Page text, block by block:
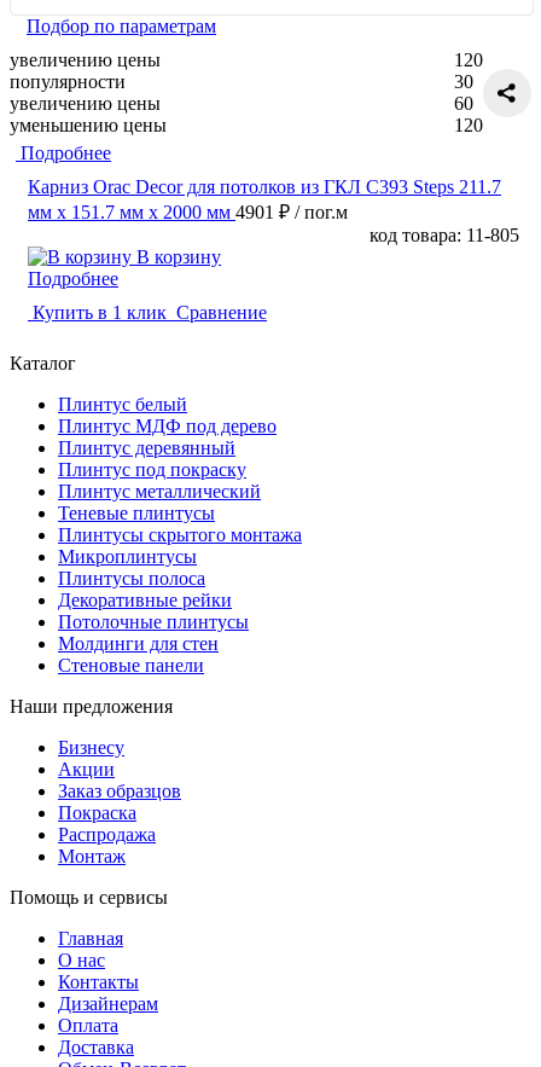
Подбор по параметрам
увеличению цены
популярности
увеличению цены
уменьшению цены
120
30
60
120
Подробнее
Карниз Orac Decor для потолков из ГКЛ C393 Steps 211.7
мм х 151.7 мм х 2000 мм 4901 ₽ / пог.м
код товара: 11-805
В корзину
Подробнее
Купить в 1 клик Сравнение
Каталог
Плинтус белый
Плинтус МДФ под дерево
Плинтус деревянный
Плинтус под покраску
Плинтус металлический
Теневые плинтусы
Плинтусы скрытого монтажа
Микроплинтусы
Плинтусы полоса
Декоративные рейки
Потолочные плинтусы
Молдинги для стен
Стеновые панели
Наши предложения
Бизнесу
Акции
Заказ образцов
Покраска
Распродажа
Монтаж
Помощь и сервисы
Главная
О нас
Контакты
Дизайнерам
Оплата
Доставка